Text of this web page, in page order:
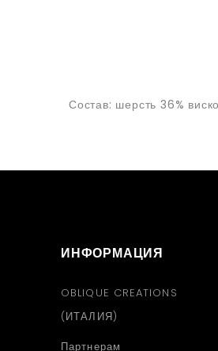
Состав: шерсть 36%
ИНФОРМАЦИЯ
OBLIQUE CREATIONS
(ИТАЛИЯ)
Партнерам